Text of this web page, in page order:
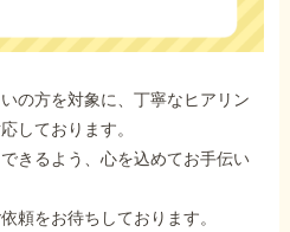
の方を対象に、丁寧なヒアリン
しております。
きるよう、心を込めてお手伝い
頼をお待ちしております。